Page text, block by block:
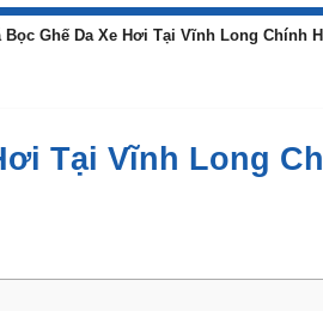
Bọc Ghế Da Xe Hơi Tại Vĩnh Long Chính
Tại Vĩnh Long